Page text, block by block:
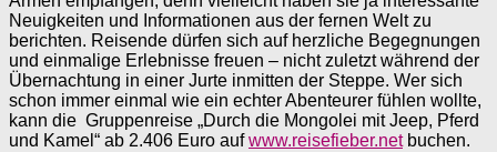
Neuigkeiten und Informationen aus der fernen Welt zu
berichten. Reisende dürfen sich auf herzliche Begegnungen
und einmalige Erlebnisse freuen – nicht zuletzt während der
Übernachtung in einer Jurte inmitten der Steppe. Wer sich
schon immer einmal wie ein echter Abenteurer fühlen wollte,
kann die Gruppenreise „Durch die Mongolei mit Jeep, Pferd
und Kamel“ ab 2.406 Euro aufwww.reisefieber.netbuchen.